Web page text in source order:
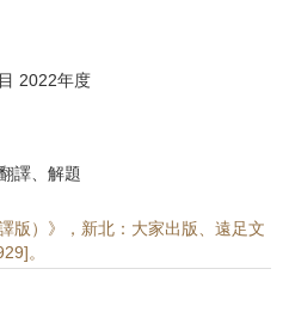
2022年度
譯、解題
版）》，新北：大家出版、遠足文
。